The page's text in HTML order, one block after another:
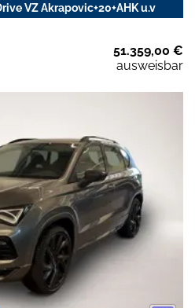
VZ Akrapovic+20+AHK u.v
51.359,00 €
ausweisbar